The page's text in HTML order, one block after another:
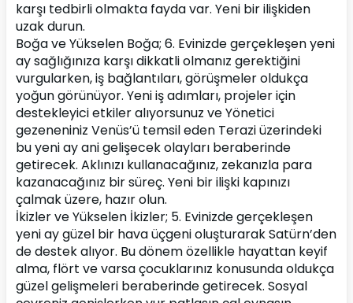
karşı tedbirli olmakta fayda var. Yeni bir ilişkiden
uzak durun.
Boğa ve Yükselen Boğa; 6. Evinizde gerçekleşen yeni
ay sağlığınıza karşı dikkatli olmanız gerektiğini
vurgularken, iş bağlantıları, görüşmeler oldukça
yoğun görünüyor. Yeni iş adımları, projeler için
destekleyici etkiler alıyorsunuz ve Yönetici
gezeneniniz Venüs’ü temsil eden Terazi üzerindeki
bu yeni ay ani gelişecek olayları beraberinde
getirecek. Aklınızı kullanacağınız, zekanızla para
kazanacağınız bir süreç. Yeni bir ilişki kapınızı
çalmak üzere, hazır olun.
İkizler ve Yükselen İkizler; 5. Evinizde gerçekleşen
yeni ay güzel bir hava üçgeni oluşturarak Satürn’den
de destek alıyor. Bu dönem özellikle hayattan keyif
alma, flört ve varsa çocuklarınız konusunda oldukça
güzel gelişmeleri beraberinde getirecek. Sosyal